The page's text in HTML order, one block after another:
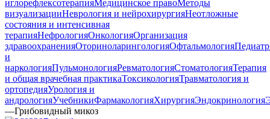
иглорефлексотерапияМедицинское правоМетоды
визуализацииНеврология и нейрохирургияНеотложные
состояния и интенсивная
терапияНефрологияОнкологияОрганизация
здравоохраненияОториноларингологияОфтальмология
и
наркологияПульмонологияРевматологияСтоматологияТерапия
и общая врачебная практикаТоксикологияТравматология и
ортопедияУрология и
андрологияУчебникиФармакологияХирургияЭндокринология
—Грибовидный микоз